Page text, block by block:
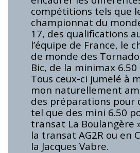
compétitions tels que
championnat du
17, des qualifications
l’équipe de France, le
de monde des
Bic, de la minimax 6.50
Tous ceux-ci jumelé à
mon naturellement
des préparations pour
tel que des mini 6.50
transat La Boulangère
la transat AG2R ou en
la Jacques Vabre.